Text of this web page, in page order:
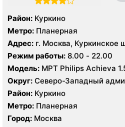
Район: Куркино
Метро: Планерная
Адрес: г. Москва, Куркинское
Режим работы: 8.00 - 22.00
Модель: МРТ Philips Achieva
срезов
Округ: Северо-Западный
Район: Куркино
Метро: Планерная
Город: Москва